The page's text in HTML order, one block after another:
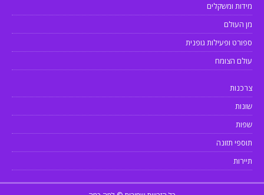
מידות ומשקלים
מן העולם
ספורט ופעילות גופנית
עולם הצומח
צרכנות
שונות
שפות
תוספי תזונה
תיירות